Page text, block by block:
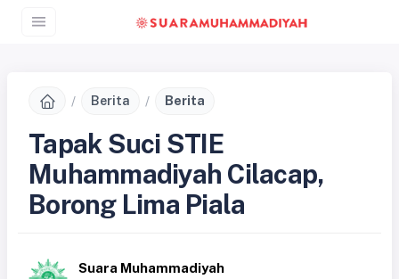
Berita Berita
Tapak Suci STIE
Muhammadiyah Cilacap,
Borong Lima Piala
Suara Muhammadiyah